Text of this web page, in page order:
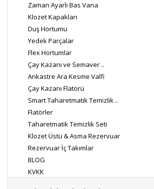
Zaman Ayarlı Bas Vana
Klozet Kapakları
Duş Hortumu
Yedek Parçalar
Flex Hortumlar
Çay Kazanı ve Semaver ..
Ankastre Ara Kesme Valfi
Çay Kazanı Flatörü
Smart Taharetmatik Temizlik ..
Flatörler
Taharetmatik Temizlik Seti
Klozet Üstü & Asma Rezervuar
Rezervuar İç Takımlar
BLOG
KVKK